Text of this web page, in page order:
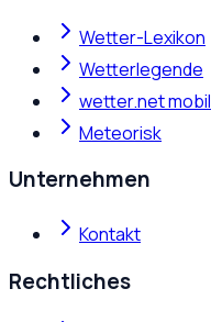
Wetter-Lexikon
Wetterlegende
wetter.net mobil
Meteorisk
Unternehmen
Kontakt
Rechtliches